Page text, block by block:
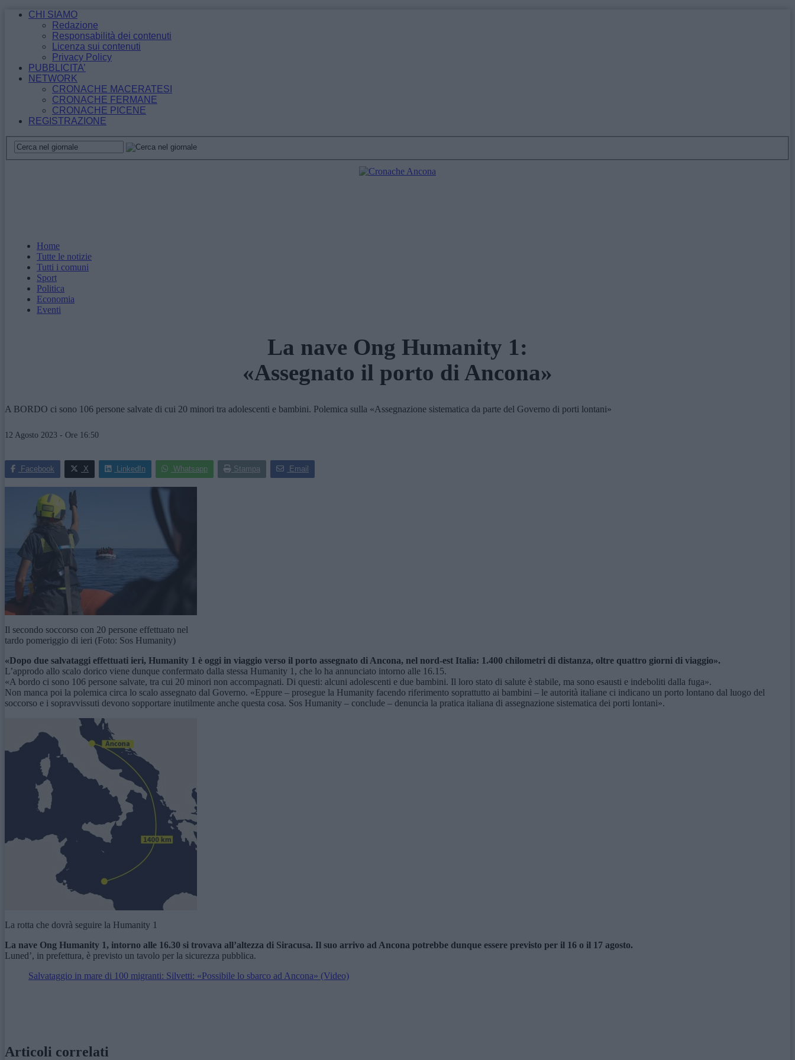
CHI SIAMO
Redazione
Responsabilità dei contenuti
Licenza sui contenuti
Privacy Policy
PUBBLICITA’
NETWORK
CRONACHE MACERATESI
CRONACHE FERMANE
CRONACHE PICENE
REGISTRAZIONE
Home
Tutte le notizie
Tutti i comuni
Sport
Politica
Economia
Eventi
La nave Ong Humanity 1:
«Assegnato il porto di Ancona»
A BORDO ci sono 106 persone salvate di cui 20 minori tra adolescenti e bambini. Polemica sulla «Assegnazione sistematica da parte del Governo di porti lontani»
12 Agosto 2023 - Ore 16:50
Facebook X LinkedIn Whatsapp Stampa Email
Il secondo soccorso con 20 persone effettuato nel
tardo pomeriggio di ieri (Foto: Sos Humanity)
«Dopo due salvataggi effettuati ieri, Humanity 1 è oggi in viaggio verso il porto assegnato di Ancona, nel nord-est Italia: 1.400 chilometri di distanza, oltre quattro giorni di viaggio».
L’approdo allo scalo dorico viene dunque confermato dalla stessa Humanity 1, che lo ha annunciato intorno alle 16.15.
«A bordo ci sono 106 persone salvate, tra cui 20 minori non accompagnati. Di questi: alcuni adolescenti e due bambini. Il loro stato di salute è stabile, ma sono esausti e indeboliti dalla fuga».
Non manca poi la polemica circa lo scalo assegnato dal Governo. «Eppure – prosegue la Humanity facendo riferimento soprattutto ai bambini – le autorità italiane ci indicano un porto lontano dal luogo del
soccorso e i sopravvissuti devono sopportare inutilmente anche questa cosa. Sos Humanity – conclude – denuncia la pratica italiana di assegnazione sistematica dei porti lontani».
La rotta che dovrà seguire la Humanity 1
La nave Ong Humanity 1, intorno alle 16.30 si trovava all’altezza di Siracusa. Il suo arrivo ad Ancona potrebbe dunque essere previsto per il 16 o il 17 agosto.
Luned’, in prefettura, è previsto un tavolo per la sicurezza pubblica.
Salvataggio in mare di 100 migranti: Silvetti: «Possibile lo sbarco ad Ancona» (Video)
Articoli correlati